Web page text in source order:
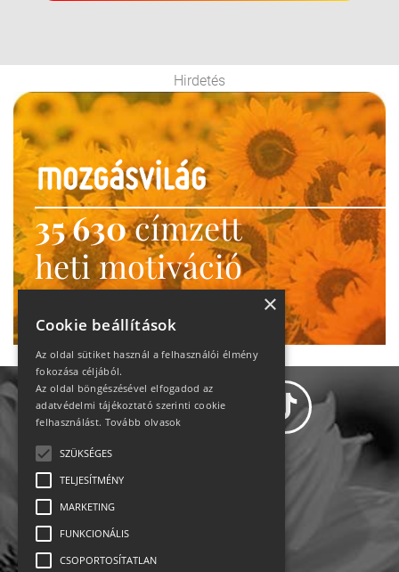
Hirdetés
35 630címzett
heti motiváció
Ne maradj le!
Impresszum-kapcsolat
×
Cookie beállítások
Az oldal sütiket használ a felhasználói élmény
fokozása céljából.
Az oldal böngészésével elfogadod az
adatvédelmi tájékoztató szerinti cookie
felhasználást. Tovább olvasok
SZÜKSÉGES
TELJESÍTMÉNY
MARKETING
FUNKCIONÁLIS
CSOPORTOSÍTATLAN